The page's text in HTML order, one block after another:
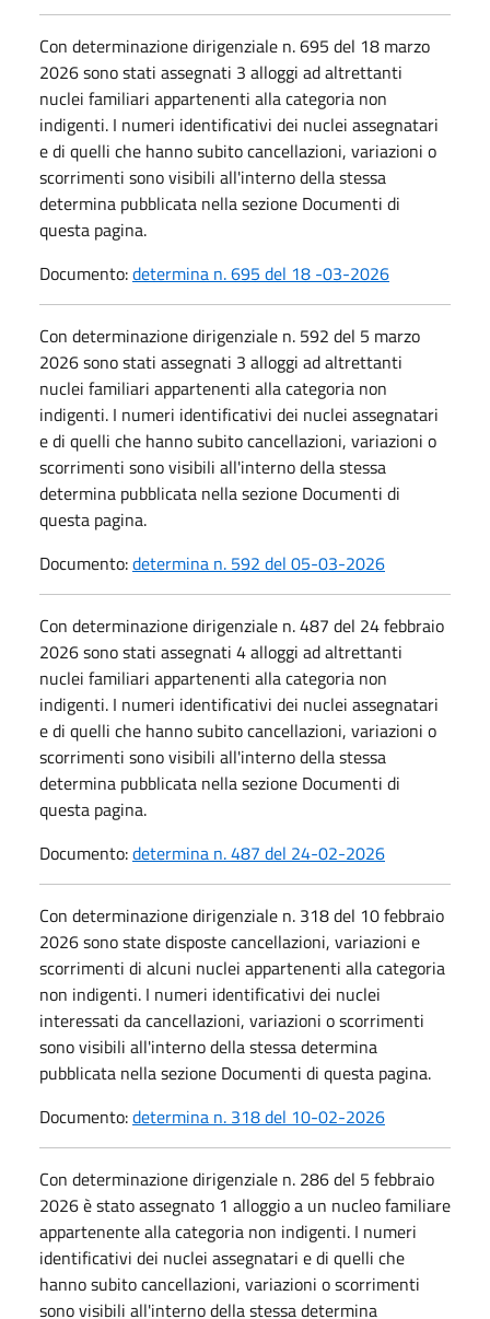
Con determinazione dirigenziale n. 695 del 18 marzo
2026 sono stati assegnati 3 alloggi ad altrettanti
nuclei familiari appartenenti alla categoria non
indigenti. I numeri identificativi dei nuclei assegnatari
e di quelli che hanno subito cancellazioni, variazioni o
scorrimenti sono visibili all'interno della stessa
determina pubblicata nella sezione Documenti di
questa pagina.
Documento:determina n. 695 del 18 -03-2026
Con determinazione dirigenziale n. 592 del 5 marzo
2026 sono stati assegnati 3 alloggi ad altrettanti
nuclei familiari appartenenti alla categoria non
indigenti. I numeri identificativi dei nuclei assegnatari
e di quelli che hanno subito cancellazioni, variazioni o
scorrimenti sono visibili all'interno della stessa
determina pubblicata nella sezione Documenti di
questa pagina.
Documento:determina n. 592 del 05-03-2026
Con determinazione dirigenziale n. 487 del 24 febbraio
2026 sono stati assegnati 4 alloggi ad altrettanti
nuclei familiari appartenenti alla categoria non
indigenti. I numeri identificativi dei nuclei assegnatari
e di quelli che hanno subito cancellazioni, variazioni o
scorrimenti sono visibili all'interno della stessa
determina pubblicata nella sezione Documenti di
questa pagina.
Documento:determina n. 487 del 24-02-2026
Con determinazione dirigenziale n. 318 del 10 febbraio
2026 sono state disposte cancellazioni, variazioni e
scorrimenti di alcuni nuclei appartenenti alla categoria
non indigenti. I numeri identificativi dei nuclei
interessati da cancellazioni, variazioni o scorrimenti
sono visibili all'interno della stessa determina
pubblicata nella sezione Documenti di questa pagina.
Documento:determina n. 318 del 10-02-2026
Con determinazione dirigenziale n. 286 del 5 febbraio
2026 è stato assegnato 1 alloggio a un nucleo familiare
appartenente alla categoria non indigenti. I numeri
identificativi dei nuclei assegnatari e di quelli che
hanno subito cancellazioni, variazioni o scorrimenti
sono visibili all'interno della stessa determina